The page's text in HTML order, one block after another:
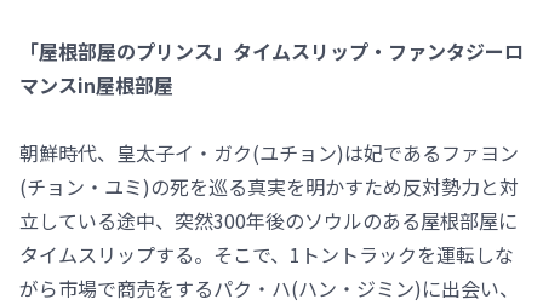
「屋根部屋のプリンス」タイムスリップ・ファンタジーロ
マンスin屋根部屋
朝鮮時代、皇太子イ・ガク(ユチョン)は妃であるファヨン
(チョン・ユミ)の死を巡る真実を明かすため反対勢力と対
立している途中、突然300年後のソウルのある屋根部屋に
タイムスリップする。そこで、1トントラックを運転しな
がら市場で商売をするパク・ハ(ハン・ジミン)に出会い、